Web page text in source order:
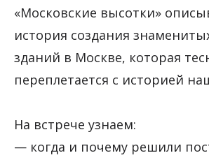
«Московские высотки»
история создания
зданий в Москве, которая
переплетается с историей
На встрече узнаем:
— когда и почему решили